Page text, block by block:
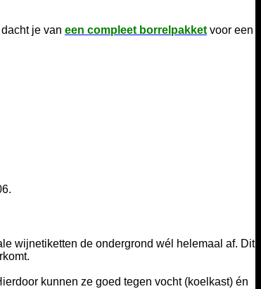
je van een compleet borrelpakket voor een
wijnetiketten de ondergrond wél helemaal af. Dit
kunnen ze goed tegen vocht (koelkast) én